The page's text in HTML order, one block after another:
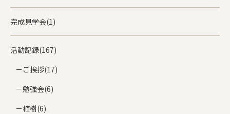
完成見学会(1)
活動記録(167)
ご挨拶(17)
勉強会(6)
植樹(6)